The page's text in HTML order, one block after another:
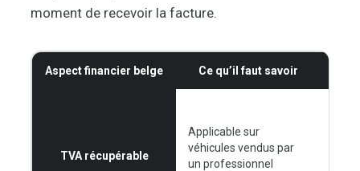
moment de recevoir la facture.
Aspect financier belge Ce qu’il faut savoir
TVA récupérable
Applicable sur
véhicules vendus par
un professionnel